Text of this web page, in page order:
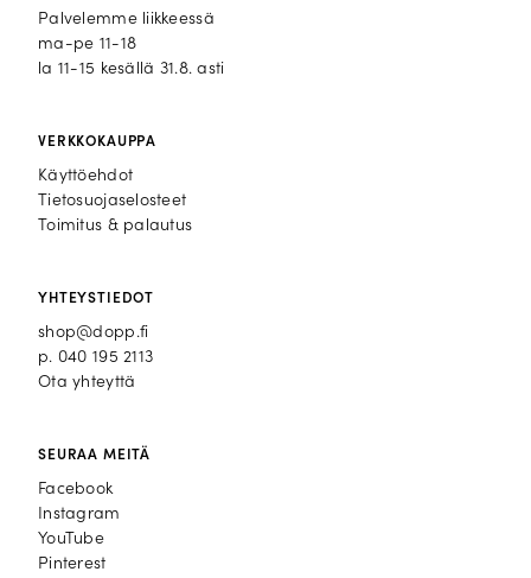
Palvelemme liikkeessä
ma-pe 11-18
la 11-15 kesällä 31.8. asti
VERKKOKAUPPA
Käyttöehdot
Tietosuojaselosteet
Toimitus & palautus
YHTEYSTIEDOT
shop@dopp.fi
p. 040 195 2113
Ota yhteyttä
SEURAA MEITÄ
Facebook
Facebook
Instagram
Instagram
YouTube
YouTube
Pinterest
Pinterest